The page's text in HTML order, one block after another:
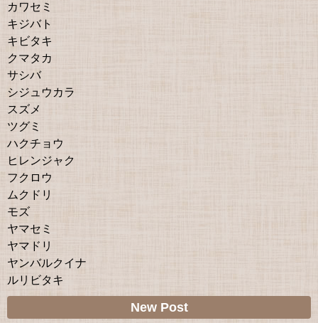
カワセミ
キジバト
キビタキ
クマタカ
サシバ
シジュウカラ
スズメ
ツグミ
ハクチョウ
ヒレンジャク
フクロウ
ムクドリ
モズ
ヤマセミ
ヤマドリ
ヤンバルクイナ
ルリビタキ
New Post